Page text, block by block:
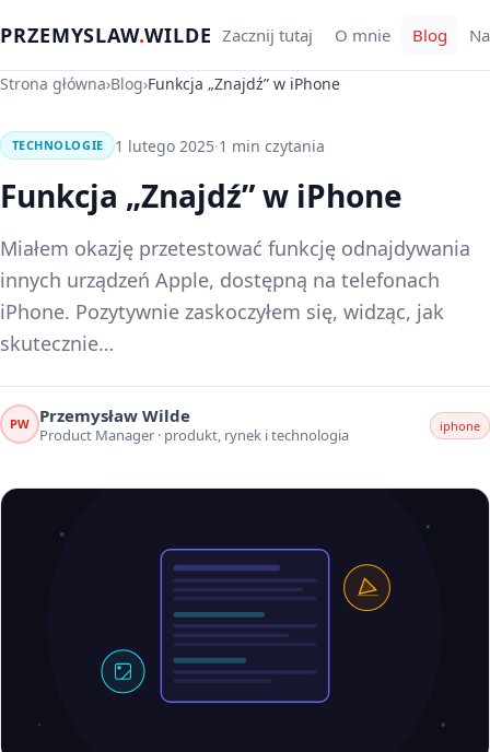
PRZEMYSLAW.WILDE Zacznij tutaj O mnie Blog
Strona główna›Blog›Funkcja „Znajdź” w iPhone
TECHNOLOGIE 1 lutego 2025·1 min czytania
Funkcja „Znajdź” w iPhone
Miałem okazję przetestować funkcję odnajdywania
innych urządzeń Apple, dostępną na telefonach
iPhone. Pozytywnie zaskoczyłem się, widząc, jak
skutecznie…
PW Przemysław Wilde
Product Manager · produkt, rynek i technologia iphone